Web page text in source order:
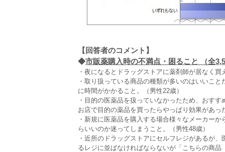
【回答者のコメント】
◆市販薬購入時の不満点・困ること （全
・夜になるとドラッグストアに薬剤師が居なく
・取り扱っている商品の種類が多いのはいいこ
に時間がかかること。（男性22歳）
・目的の医薬品を扱っていなかったため、おす
お店で目的の薬品を買ったらやっぱり効果があっ
・新規に医薬品を購入する場合様々なメーカー
らいいのか迷ってしまうこと。（男性48歳）
・近所のドラッグストアにセルフレジがあるが
るレジに並ばなければならないが「こちらの商